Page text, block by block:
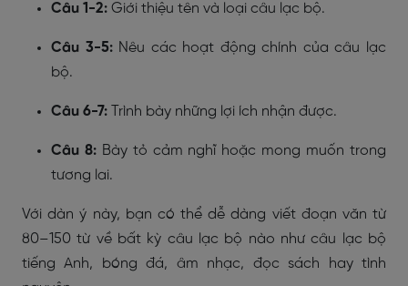
Câu 1-2: Giới thiệu tên và loại câu lạc bộ.
Câu 3-5:Nêu các hoạt động chính của câu lạc
bộ.
Câu 6-7: Trình bày những lợi ích nhận được.
Câu 8:Bày tỏ cảm nghĩ hoặc mong muốn trong
tương lai.
Với dàn ý này, bạn có thể dễ dàng viết đoạn văn từ
80–150 từ về bất kỳ câu lạc bộ nào như câu lạc bộ
tiếng Anh, bóng đá, âm nhạc, đọc sách hay tình